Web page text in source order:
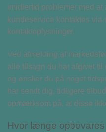
imidlertid problemer med at
kundeservice kontaktes via
kontaktoplysninger.
Ved afmelding af
alle tilsagn du har afgivet til
og ønsker du på noget
har sendt dig, tidligere
opmærksom på, at disse
Hvor længe